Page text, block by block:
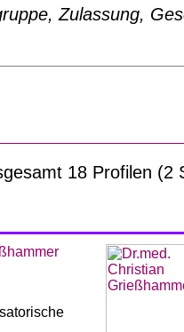
Zulassung,
18 Profilen (2